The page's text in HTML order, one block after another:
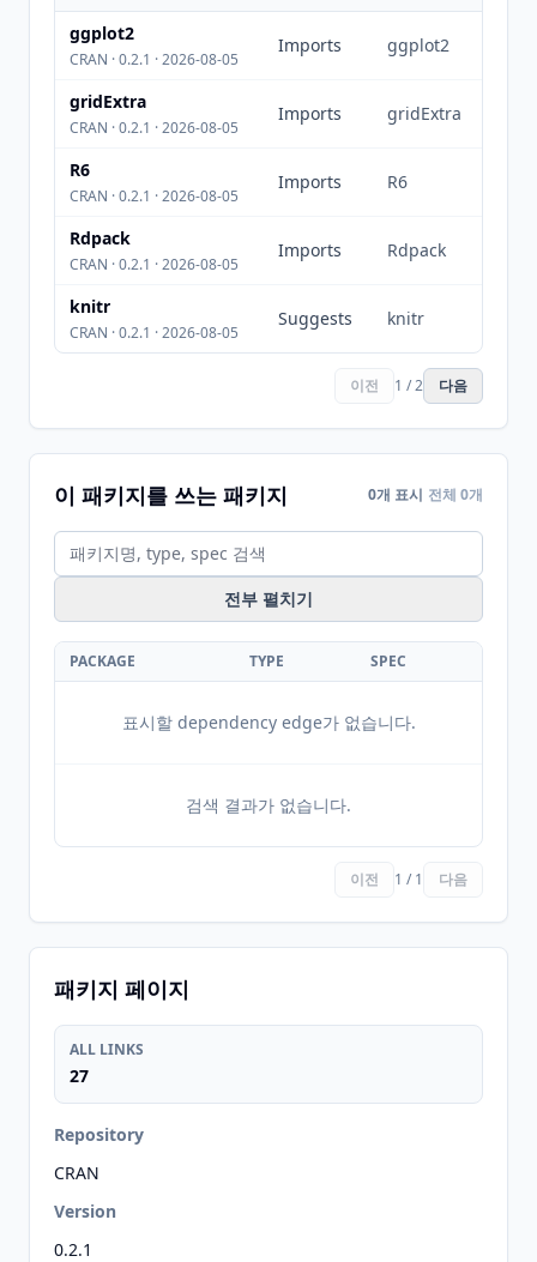
ggplot2
CRAN · 0.2.1 · 2026-08-05
Imports ggplot2
gridExtra
CRAN · 0.2.1 · 2026-08-05
Imports gridExtra
R6
CRAN · 0.2.1 · 2026-08-05
Imports R6
Rdpack
CRAN · 0.2.1 · 2026-08-05
Imports Rdpack
knitr
CRAN · 0.2.1 · 2026-08-05
Suggests knitr
이전 1 / 2 다음
이 패키지를 쓰는 패키지 0개 표시 전체 0개
전부 펼치기
PACKAGE TYPE SPEC
표시할 dependency edge가 없습니다.
검색 결과가 없습니다.
이전 1 / 1 다음
패키지 페이지
ALL LINKS
27
Repository
CRAN
Version
0.2.1